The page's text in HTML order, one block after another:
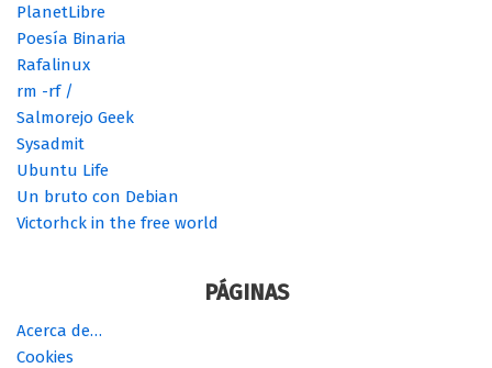
PlanetLibre
Poesía Binaria
Rafalinux
rm -rf /
Salmorejo Geek
Sysadmit
Ubuntu Life
Un bruto con Debian
Victorhck in the free world
PÁGINAS
Acerca de…
Cookies